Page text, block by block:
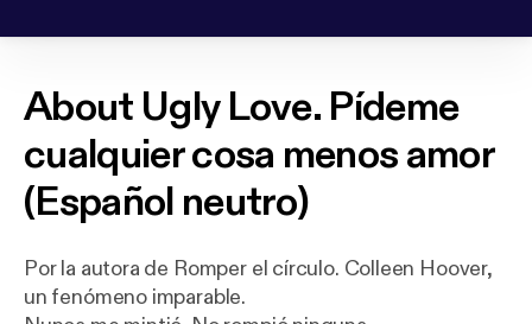
About Ugly Love. Pídeme
cualquier cosa menos amor
(Español neutro)
Por la autora de Romper el círculo. Colleen Hoover,
un fenómeno imparable.